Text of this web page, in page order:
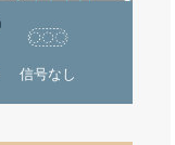
信号なし